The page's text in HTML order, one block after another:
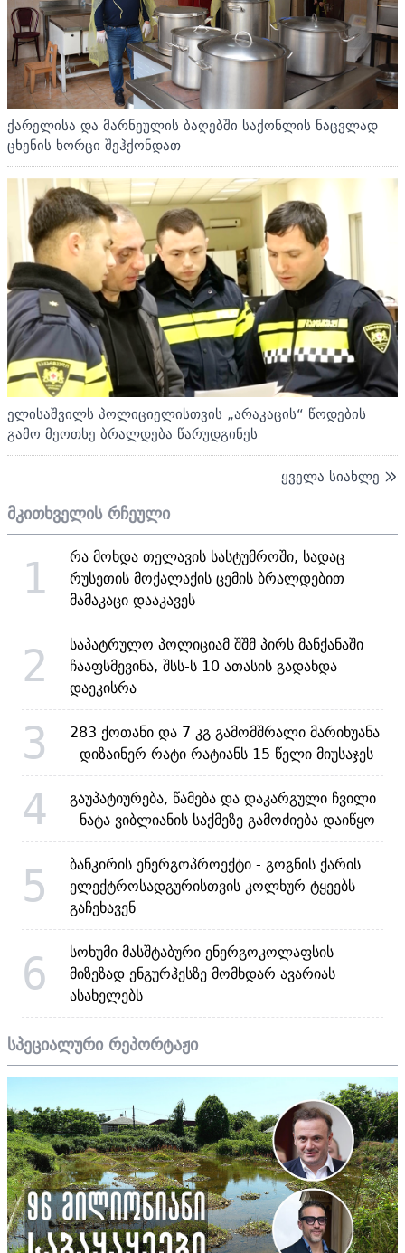
ქარელისა და მარნეულის ბაღებში საქონლის ნაცვლად
ცხენის ხორცი შეჰქონდათ
ელისაშვილს პოლიციელისთვის „არაკაცის“ წოდების
გამო მეოთხე ბრალდება წარუდგინეს
ყველა სიახლე
მკითხველის რჩეული
1
რა მოხდა თელავის სასტუმროში, სადაც
რუსეთის მოქალაქის ცემის ბრალდებით
მამაკაცი დააკავეს
2
საპატრულო პოლიციამ შშმ პირს მანქანაში
ჩააფსმევინა, შსს-ს 10 ათასის გადახდა
დაეკისრა
3
283 ქოთანი და 7 კგ გამომშრალი მარიხუანა
- დიზაინერ რატი რატიანს 15 წელი მიუსაჯეს
4
გაუპატიურება, წამება და დაკარგული ჩვილი
- ნატა ვიბლიანის საქმეზე გამოძიება დაიწყო
5
ბანკირის ენერგოპროექტი - გოგნის ქარის
ელექტროსადგურისთვის კოლხურ ტყეებს
გაჩეხავენ
6
სოხუმი მასშტაბური ენერგოკოლაფსის
მიზეზად ენგურჰესზე მომხდარ ავარიას
ასახელებს
სპეციალური რეპორტაჟი